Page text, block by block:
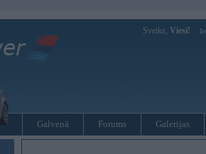
Sveiks, Viesi!
Galvenā Forums Galerijas